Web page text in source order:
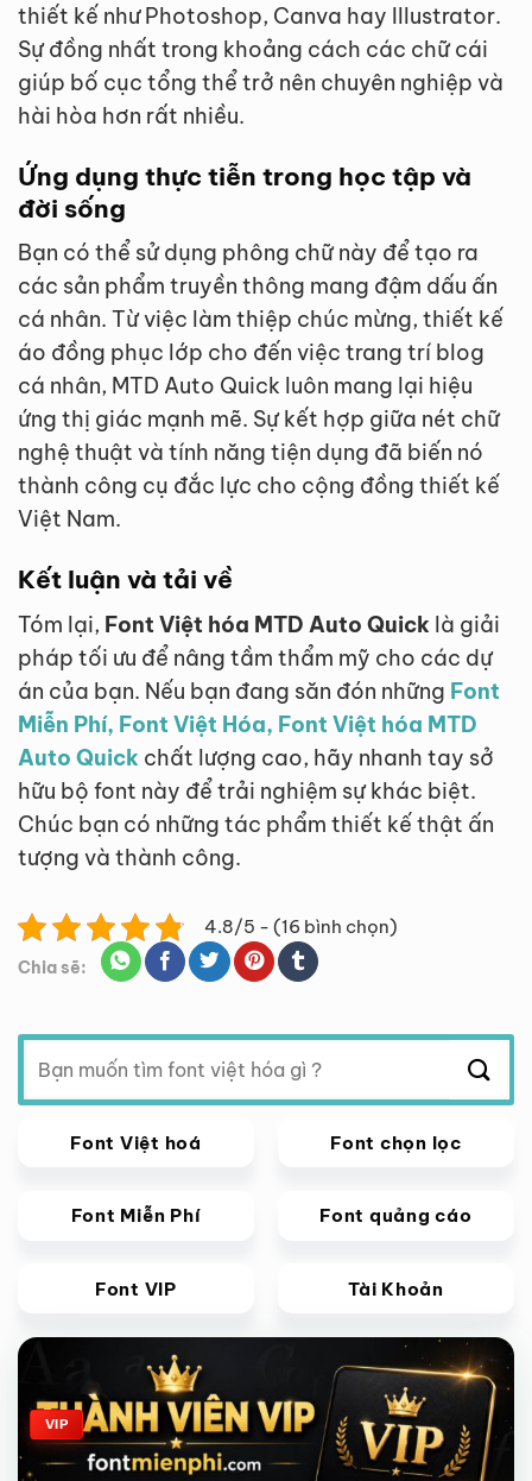
thiết kế như Photoshop, Canva hay Illustrator.
Sự đồng nhất trong khoảng cách các chữ cái
giúp bố cục tổng thể trở nên chuyên nghiệp và
hài hòa hơn rất nhiều.
Ứng dụng thực tiễn trong học tập và
đời sống
Bạn có thể sử dụng phông chữ này để tạo ra
các sản phẩm truyền thông mang đậm dấu ấn
cá nhân. Từ việc làm thiệp chúc mừng, thiết kế
áo đồng phục lớp cho đến việc trang trí blog
cá nhân, MTD Auto Quick luôn mang lại hiệu
ứng thị giác mạnh mẽ. Sự kết hợp giữa nét chữ
nghệ thuật và tính năng tiện dụng đã biến nó
thành công cụ đắc lực cho cộng đồng thiết kế
Việt Nam.
Kết luận và tải về
Tóm lại, Font Việt hóa MTD Auto Quick là giải
pháp tối ưu để nâng tầm thẩm mỹ cho các dự
án của bạn. Nếu bạn đang săn đón những Font
Miễn Phí, Font Việt Hóa, Font Việt hóa MTD
Auto Quick chất lượng cao, hãy nhanh tay sở
hữu bộ font này để trải nghiệm sự khác biệt.
Chúc bạn có những tác phẩm thiết kế thật ấn
tượng và thành công.
4.8/5 - (16 bình chọn)
Chia sẽ:
Tìm
kiếm:
Font Việt hoá Font chọn lọc
Font Miễn Phí Font quảng cáo
Font VIP Tài Khoản
Giảm giá!
VIP